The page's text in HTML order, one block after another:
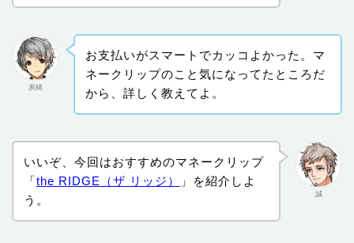
炭緒
お支払いがスマートでカッコよかった。マ
ネークリップのこと気になってたところだ
から、詳しく教えてよ。
誠
いいぞ、今回はおすすめのマネークリップ
「the RIDGE（ザ リッジ）
」を紹介しよ
う。